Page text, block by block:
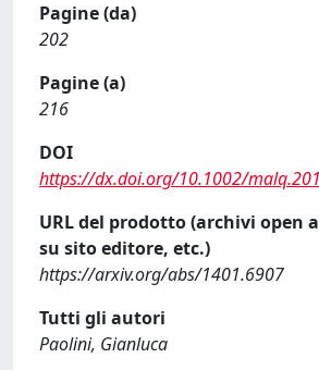
Pagine (da)
202
Pagine (a)
216
DOI
https://dx.doi.org/10.1002/
URL del prodotto (archivi open
su sito editore, etc.)
https://arxiv.org/abs/1401.6907
Tutti gli autori
Paolini, Gianluca